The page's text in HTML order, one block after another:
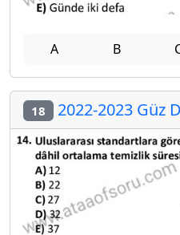
A B
18 2022-2023 Güz